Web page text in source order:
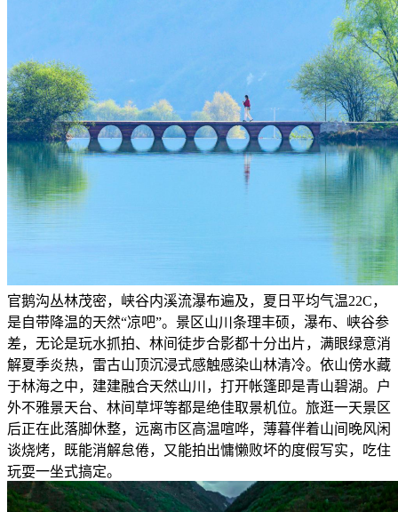
官鹅沟丛林茂密，峡谷内溪流瀑布遍及，夏日平均气温22C，
是自带降温的天然“凉吧”。景区山川条理丰硕，瀑布、峡谷参
差，无论是玩水抓拍、林间徒步合影都十分出片，满眼绿意消
解夏季炎热，雷古山顶沉浸式感触感染山林清冷。依山傍水藏
于林海之中，建建融合天然山川，打开帐篷即是青山碧湖。户
外不雅景天台、林间草坪等都是绝佳取景机位。旅逛一天景区
后正在此落脚休整，远离市区高温喧哗，薄暮伴着山间晚风闲
谈烧烤，既能消解怠倦，又能拍出慵懒败坏的度假写实，吃住
玩耍一坐式搞定。